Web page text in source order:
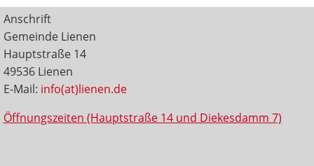
Anschrift
Gemeinde Lienen
Hauptstraße 14
49536 Lienen
E-Mail: info(at)lienen.de
Öffnungszeiten (Hauptstraße 14 und Diekesdamm 7)